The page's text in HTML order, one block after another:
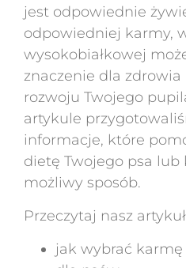
jest odpowiednie
odpowiedniej karmy,
wysokobiałkowej
znaczenie dla zdrowia
rozwoju Twojego
artykule
informacje, które
dietę Twojego psa lub
możliwy sposób.
Przeczytaj nasz
jak wybrać karmę